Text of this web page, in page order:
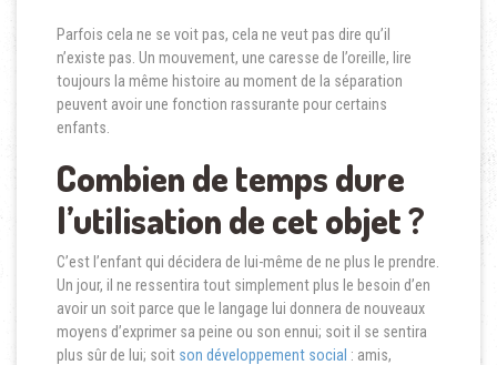
Parfois cela ne se voit pas, cela ne veut pas dire qu’il
n’existe pas. Un mouvement, une caresse de l’oreille, lire
toujours la même histoire au moment de la séparation
peuvent avoir une fonction rassurante pour certains
enfants.
Combien de temps dure
l’utilisation de cet objet ?
C’est l’enfant qui décidera de lui-même de ne plus le prendre.
Un jour, il ne ressentira tout simplement plus le besoin d’en
avoir un soit parce que le langage lui donnera de nouveaux
moyens d’exprimer sa peine ou son ennui; soit il se sentira
plus sûr de lui; soit son développement social : amis,